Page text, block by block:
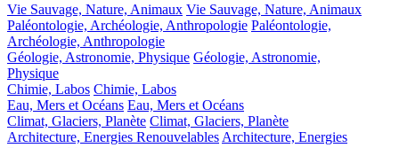
Vie Sauvage, Nature, Animaux Vie Sauvage, Nature, Animaux
Paléontologie, Archéologie, Anthropologie Paléontologie,
Archéologie, Anthropologie
Géologie, Astronomie, Physique Géologie, Astronomie,
Physique
Chimie, Labos Chimie, Labos
Eau, Mers et Océans Eau, Mers et Océans
Climat, Glaciers, Planète Climat, Glaciers, Planète
Architecture, Energies Renouvelables Architecture, Energies